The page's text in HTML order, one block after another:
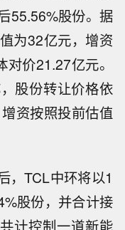
55.56%股份。据
为32亿元，增资
价21.27亿元。
股份转让价格依
资按照投前估值
，TCL中环将以1
股份，并合计接
计控制一道新能